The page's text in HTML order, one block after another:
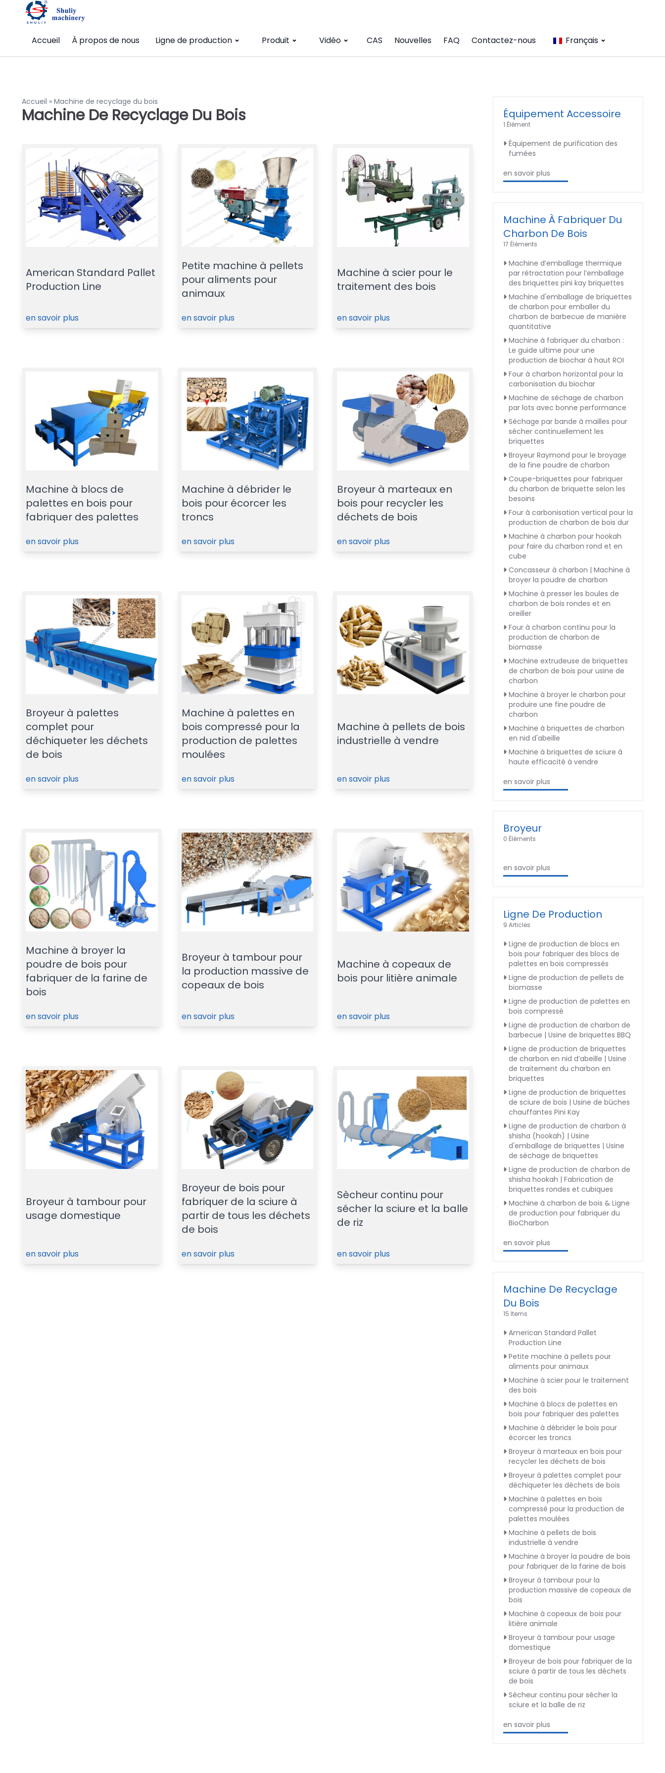
Accueil À propos de nous Ligne de production Produit Vidéo CAS Nouvelles FAQ Contactez-nous Français
Accueil » Machine de recyclage du bois
Machine De Recyclage Du Bois
American Standard Pallet
Production Line
en savoir plus
Petite machine à pellets
pour aliments pour
animaux
en savoir plus
Machine à scier pour le
traitement des bois
en savoir plus
Machine à blocs de
palettes en bois pour
fabriquer des palettes
en savoir plus
Machine à débrider le
bois pour écorcer les
troncs
en savoir plus
Broyeur à marteaux en
bois pour recycler les
déchets de bois
en savoir plus
Broyeur à palettes
complet pour
déchiqueter les déchets
de bois
en savoir plus
Machine à palettes en
bois compressé pour la
production de palettes
moulées
en savoir plus
Machine à pellets de bois
industrielle à vendre
en savoir plus
Machine à broyer la
poudre de bois pour
fabriquer de la farine de
bois
en savoir plus
Broyeur à tambour pour
la production massive de
copeaux de bois
en savoir plus
Machine à copeaux de
bois pour litière animale
en savoir plus
Broyeur à tambour pour
usage domestique
en savoir plus
Broyeur de bois pour
fabriquer de la sciure à
partir de tous les déchets
de bois
en savoir plus
Sècheur continu pour
sécher la sciure et la balle
de riz
en savoir plus
Équipement Accessoire
1 Élément
Équipement de purification des
fumées
en savoir plus
Machine À Fabriquer Du
Charbon De Bois
17 Éléments
Machine d’emballage thermique
par rétractation pour l’emballage
des briquettes pini kay briquettes
Machine d'emballage de briquettes
de charbon pour emballer du
charbon de barbecue de manière
quantitative
Machine à fabriquer du charbon :
Le guide ultime pour une
production de biochar à haut ROI
Four à charbon horizontal pour la
carbonisation du biochar
Machine de séchage de charbon
par lots avec bonne performance
Séchage par bande à mailles pour
sécher continuellement les
briquettes
Broyeur Raymond pour le broyage
de la fine poudre de charbon
Coupe-briquettes pour fabriquer
du charbon de briquette selon les
besoins
Four à carbonisation vertical pour la
production de charbon de bois dur
Machine à charbon pour hookah
pour faire du charbon rond et en
cube
Concasseur à charbon | Machine à
broyer la poudre de charbon
Machine à presser les boules de
charbon de bois rondes et en
oreiller
Four à charbon continu pour la
production de charbon de
biomasse
Machine extrudeuse de briquettes
de charbon de bois pour usine de
charbon
Machine à broyer le charbon pour
produire une fine poudre de
charbon
Machine à briquettes de charbon
en nid d'abeille
Machine à briquettes de sciure à
haute efficacité à vendre
en savoir plus
Broyeur
0 Éléments
en savoir plus
Ligne De Production
9 Articles
Ligne de production de blocs en
bois pour fabriquer des blocs de
palettes en bois compressés
Ligne de production de pellets de
biomasse
Ligne de production de palettes en
bois compressé
Ligne de production de charbon de
barbecue | Usine de briquettes BBQ
Ligne de production de briquettes
de charbon en nid d’abeille | Usine
de traitement du charbon en
briquettes
Ligne de production de briquettes
de sciure de bois | Usine de bûches
chauffantes Pini Kay
Ligne de production de charbon à
shisha (hookah) | Usine
d'emballage de briquettes | Usine
de séchage de briquettes
Ligne de production de charbon de
shisha hookah | Fabrication de
briquettes rondes et cubiques
Machine à charbon de bois & Ligne
de production pour fabriquer du
BioCharbon
en savoir plus
Machine De Recyclage
Du Bois
15 Items
American Standard Pallet
Production Line
Petite machine à pellets pour
aliments pour animaux
Machine à scier pour le traitement
des bois
Machine à blocs de palettes en
bois pour fabriquer des palettes
Machine à débrider le bois pour
écorcer les troncs
Broyeur à marteaux en bois pour
recycler les déchets de bois
Broyeur à palettes complet pour
déchiqueter les déchets de bois
Machine à palettes en bois
compressé pour la production de
palettes moulées
Machine à pellets de bois
industrielle à vendre
Machine à broyer la poudre de bois
pour fabriquer de la farine de bois
Broyeur à tambour pour la
production massive de copeaux de
bois
Machine à copeaux de bois pour
litière animale
Broyeur à tambour pour usage
domestique
Broyeur de bois pour fabriquer de la
sciure à partir de tous les déchets
de bois
Sècheur continu pour sécher la
sciure et la balle de riz
en savoir plus